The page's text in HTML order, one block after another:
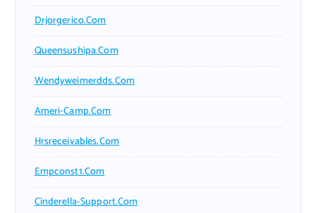
Drjorgerico.com
Queensushipa.com
Wendyweimerdds.com
Ameri-Camp.com
Hrsreceivables.com
Empconst1.com
Cinderella-Support.com